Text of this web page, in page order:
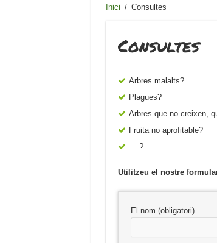
Inici / Consultes
Consultes
Arbres malalts?
Plagues?
Arbres que no creixen,
Fruita no aprofitable?
… ?
Utilitzeu el nostre
El nom (obligatori)